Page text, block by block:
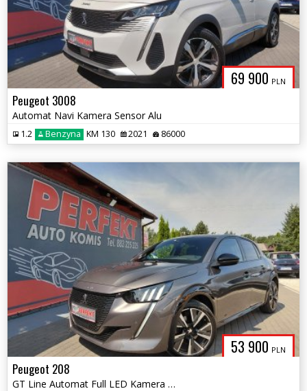
69 900 PLN
Peugeot 3008
Automat Navi Kamera Sensor Alu
1.2 Benzyna KM 130 2021 86000
53 900 PLN
Peugeot 208
GT Line Automat Full LED Kamera Asystent prowadzenia